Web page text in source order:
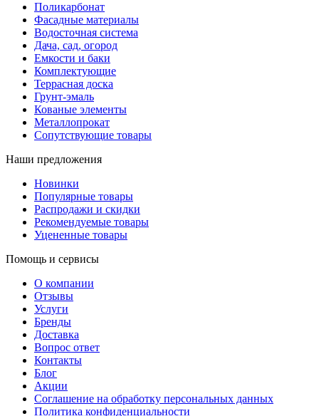
Поликарбонат
Фасадные материалы
Водосточная система
Дача, сад, огород
Емкости и баки
Комплектующие
Террасная доска
Грунт-эмаль
Кованые элементы
Металлопрокат
Сопутствующие товары
Наши предложения
Новинки
Популярные товары
Распродажи и скидки
Рекомендуемые товары
Уцененные товары
Помощь и сервисы
О компании
Отзывы
Услуги
Бренды
Доставка
Вопрос ответ
Контакты
Блог
Акции
Соглашение на обработку персональных данных
Политика конфиденциальности